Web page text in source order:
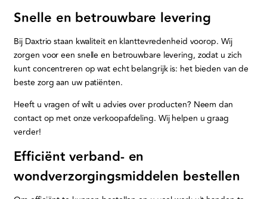
Snelle en betrouwbare levering
Bij Daxtrio staan kwaliteit en klanttevredenheid voorop. Wij
zorgen voor een snelle en betrouwbare levering, zodat u zich
kunt concentreren op wat echt belangrijk is: het bieden van de
beste zorg aan uw patiënten.
Heeft u vragen of wilt u advies over producten? Neem dan
contact op met onze verkoopafdeling. Wij helpen u graag
verder!
Efficiënt verband- en
wondverzorgingsmiddelen bestellen